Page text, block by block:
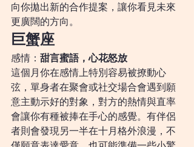
向你拋出新的合作提案，讓你看見未來
更廣闊的方向。
巨蟹座
感情： 甜言蜜語，心花怒放
這個月你在感情上特別容易被撩動心
弦，單身者在聚會或社交場合會遇到願
意主動示好的對象，對方的熱情與直率
會讓你有種被捧在手心的感覺。有伴侶
者則會發現另一半在十月格外浪漫，不